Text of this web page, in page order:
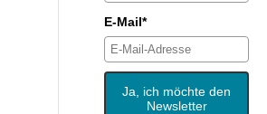
E-Mail*
Ja, ich möchte den
Newsletter